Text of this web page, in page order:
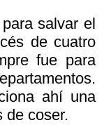
salvar el
de cuatro
fue para
ahí una
de coser.